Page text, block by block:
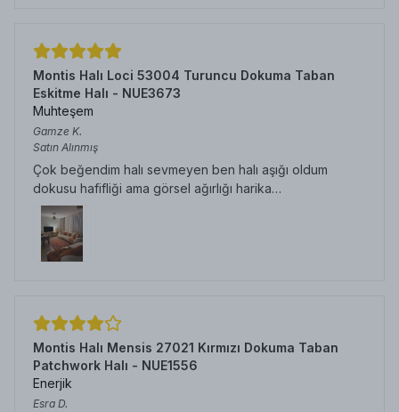
Montis Halı Loci 53004 Turuncu Dokuma Taban
Eskitme Halı - NUE3673
Muhteşem
Gamze K.
Satın Alınmış
Çok beğendim halı sevmeyen ben halı aşığı oldum
dokusu hafifliği ama görsel ağırlığı harika…
Montis Halı Mensis 27021 Kırmızı Dokuma Taban
Patchwork Halı - NUE1556
Enerjik
Esra D.